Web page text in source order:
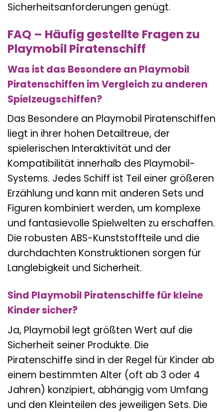
Sicherheitsanforderungen genügt.
FAQ – Häufig gestellte Fragen zu
Playmobil Piratenschiff
Was ist das Besondere an Playmobil
Piratenschiffen im Vergleich zu anderen
Spielzeugschiffen?
Das Besondere an Playmobil Piratenschiffen
liegt in ihrer hohen Detailtreue, der
spielerischen Interaktivität und der
Kompatibilität innerhalb des Playmobil-
Systems. Jedes Schiff ist Teil einer größeren
Erzählung und kann mit anderen Sets und
Figuren kombiniert werden, um komplexe
und fantasievolle Spielwelten zu erschaffen.
Die robusten ABS-Kunststoffteile und die
durchdachten Konstruktionen sorgen für
Langlebigkeit und Sicherheit.
Sind Playmobil Piratenschiffe für kleine
Kinder sicher?
Ja, Playmobil legt größten Wert auf die
Sicherheit seiner Produkte. Die
Piratenschiffe sind in der Regel für Kinder ab
einem bestimmten Alter (oft ab 3 oder 4
Jahren) konzipiert, abhängig vom Umfang
und den Kleinteilen des jeweiligen Sets. Die